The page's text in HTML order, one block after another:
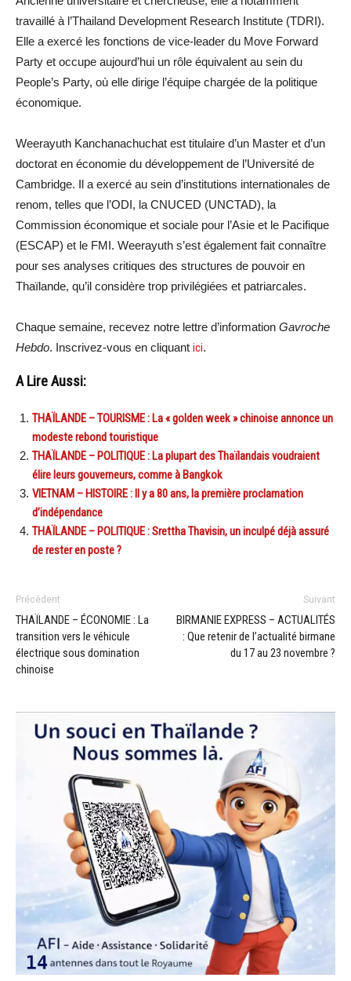
travaillé à l’Thailand Development Research Institute (TDRI).
Elle a exercé les fonctions de vice-leader du Move Forward
Party et occupe aujourd’hui un rôle équivalent au sein du
People’s Party, où elle dirige l’équipe chargée de la politique
économique.
Weerayuth Kanchanachuchat est titulaire d’un Master et d’un
doctorat en économie du développement de l’Université de
Cambridge. Il a exercé au sein d’institutions internationales de
renom, telles que l’ODI, la CNUCED (UNCTAD), la
Commission économique et sociale pour l’Asie et le Pacifique
(ESCAP) et le FMI. Weerayuth s’est également fait connaître
pour ses analyses critiques des structures de pouvoir en
Thaïlande, qu’il considère trop privilégiées et patriarcales.
Chaque semaine, recevez notre lettre d’information Gavroche
Hebdo. Inscrivez-vous en cliquant ici.
A Lire Aussi:
THAÏLANDE – TOURISME : La « golden week » chinoise annonce un
modeste rebond touristique
THAÏLANDE – POLITIQUE : La plupart des Thaïlandais voudraient
élire leurs gouverneurs, comme à Bangkok
VIETNAM – HISTOIRE : Il y a 80 ans, la première proclamation
d’indépendance
THAÏLANDE – POLITIQUE : Srettha Thavisin, un inculpé déjà assuré
de rester en poste ?
Précédent
THAÏLANDE – ÉCONOMIE : La
transition vers le véhicule
électrique sous domination
chinoise
Suivant
BIRMANIE EXPRESS – ACTUALITÉS
: Que retenir de l’actualité birmane
du 17 au 23 novembre ?